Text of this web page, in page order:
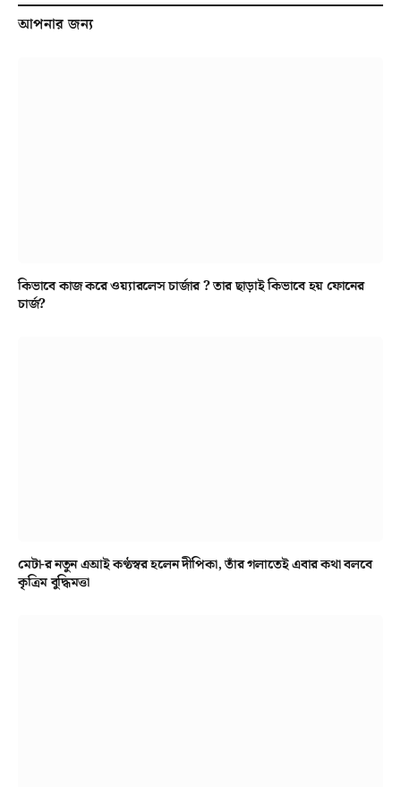
আপনার জন্য
কিভাবে কাজ করে ওয়্যারলেস চার্জার ? তার ছাড়াই কিভাবে হয় ফোনের
চার্জ?
মেটা-র নতুন এআই কণ্ঠস্বর হলেন দীপিকা, তাঁর গলাতেই এবার কথা বলবে
কৃত্রিম বুদ্ধিমত্তা